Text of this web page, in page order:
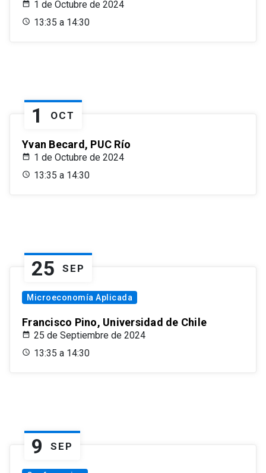
1 de Octubre de 2024
13:35 a 14:30
1 OCT
Yvan Becard, PUC Río
1 de Octubre de 2024
13:35 a 14:30
25 SEP
Microeconomía Aplicada
Francisco Pino, Universidad de Chile
25 de Septiembre de 2024
13:35 a 14:30
9 SEP